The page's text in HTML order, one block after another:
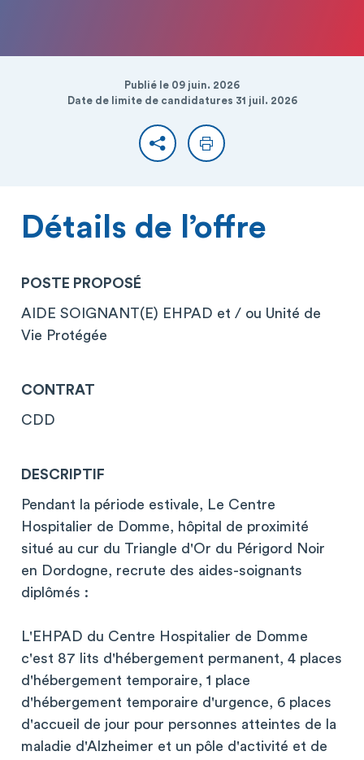
Publié le 09 juin. 2026
Date de limite de candidatures 31 juil. 2026
PartagerImprimer
Détails de l’offre
POSTE PROPOSÉ
AIDE SOIGNANT(E) EHPAD et / ou Unité de
Vie Protégée
CONTRAT
CDD
DESCRIPTIF
Pendant la période estivale, Le Centre
Hospitalier de Domme, hôpital de proximité
situé au cur du Triangle d'Or du Périgord Noir
en Dordogne, recrute des aides-soignants
diplômés :
L'EHPAD du Centre Hospitalier de Domme
c'est 87 lits d'hébergement permanent, 4 places
d'hébergement temporaire, 1 place
d'hébergement temporaire d'urgence, 6 places
d'accueil de jour pour personnes atteintes de la
maladie d'Alzheimer et un pôle d'activité et de